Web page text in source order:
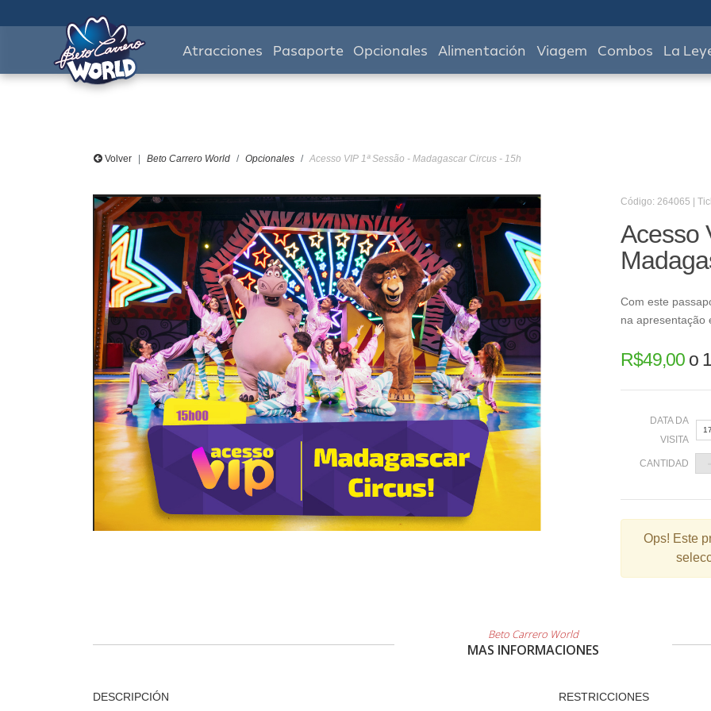
Atracciones Pasaporte Opcionales Alimentación Viagem Combos La
Volver Beto Carrero World Opcionales Acesso VIP 1ª Sessão - Madagascar Circus - 15h
Código: 264065 |
Acesso
Com este
na apresentação
R$49,00o
DATA DA
VISITA
2
9
CANTIDAD
Ops! Este
Beto Carrero World
MAS INFORMACIONES
DESCRIPCIÓN
RESTRICCIONES